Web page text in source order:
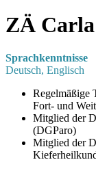
ZÄ
Sprachkenntnisse
Deutsch, Englisch
Regelmäßige
Fort- und
Mitglied der
(DGParo)
Mitglied der